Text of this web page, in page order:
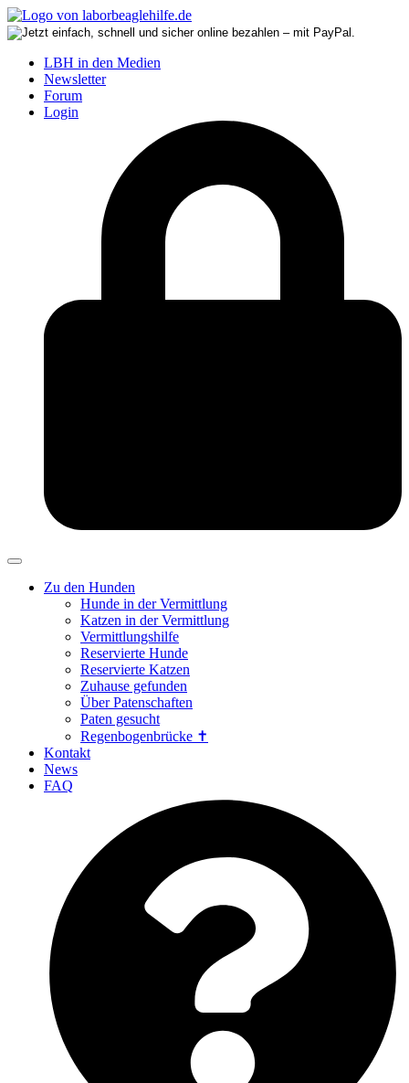
LBH in den Medien
Newsletter
Forum
Login
Zu den Hunden
Hunde in der Vermittlung
Katzen in der Vermittlung
Vermittlungshilfe
Reservierte Hunde
Reservierte Katzen
Zuhause gefunden
Über Patenschaften
Paten gesucht
Regenbogenbrücke ✝
Kontakt
News
FAQ